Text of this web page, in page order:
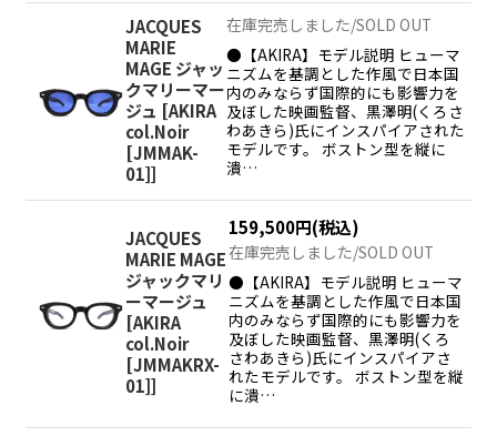
JACQUES
MARIE
MAGE ジャッ
クマリーマー
ジュ [AKIRA
col.Noir
[JMMAK-
01]]
在庫完売しました/SOLD OUT
●【AKIRA】モデル説明 ヒューマ
ニズムを基調とした作風で日本国
内のみならず国際的にも影響力を
及ぼした映画監督、黒澤明(くろさ
わあきら)氏にインスパイアされた
モデルです。 ボストン型を縦に
潰…
JACQUES
MARIE MAGE
ジャックマリ
ーマージュ
[AKIRA
col.Noir
[JMMAKRX-
01]]
159,500円(税込)
在庫完売しました/SOLD OUT
●【AKIRA】モデル説明 ヒューマ
ニズムを基調とした作風で日本国
内のみならず国際的にも影響力を
及ぼした映画監督、黒澤明(くろ
さわあきら)氏にインスパイアさ
れたモデルです。 ボストン型を縦
に潰…